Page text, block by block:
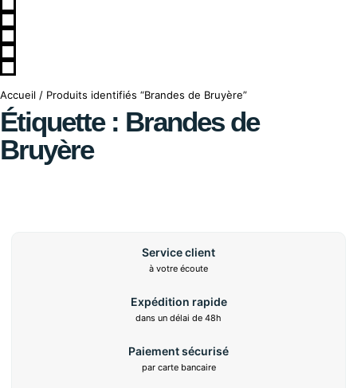
Accueil / Produits identifiés “Brandes de Bruyère”
Étiquette : Brandes de
Bruyère
Service client
à votre écoute
Expédition rapide
dans un délai de 48h
Paiement sécurisé
par carte bancaire